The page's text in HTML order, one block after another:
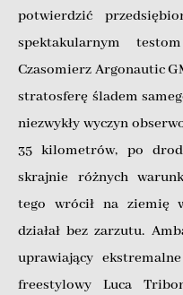
potwierdzić
spektakularnym
Czasomierz Argonautic
stratosferę śladem
niezwykły wyczyn
35 kilometrów, po
skrajnie różnych
tego wrócił na ziemię
działał bez zarzutu.
uprawiający
freestylowy Luca